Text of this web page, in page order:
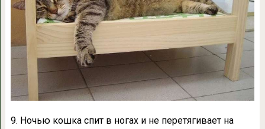
9. Ночью кошка спит в ногах и не перетягивает на